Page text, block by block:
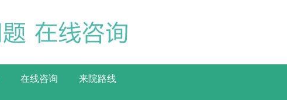
在线咨询 来院路线